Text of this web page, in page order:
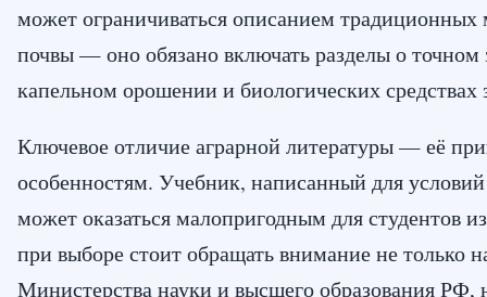
может ограничиваться описанием традиционных
почвы — оно обязано включать разделы о точном
капельном орошении и биологических
Ключевое отличие аграрной литературы — её
особенностям. Учебник, написанный для условий
может оказаться малопригодным для студентов
при выборе стоит обращать внимание не только
Министерства науки и высшего образования РФ,